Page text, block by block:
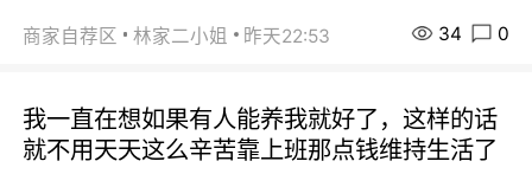
商家自荐区 林家二小姐 昨天22:53 34 0
我一直在想如果有人能养我就好了，这样的话
就不用天天这么辛苦靠上班那点钱维持生活了